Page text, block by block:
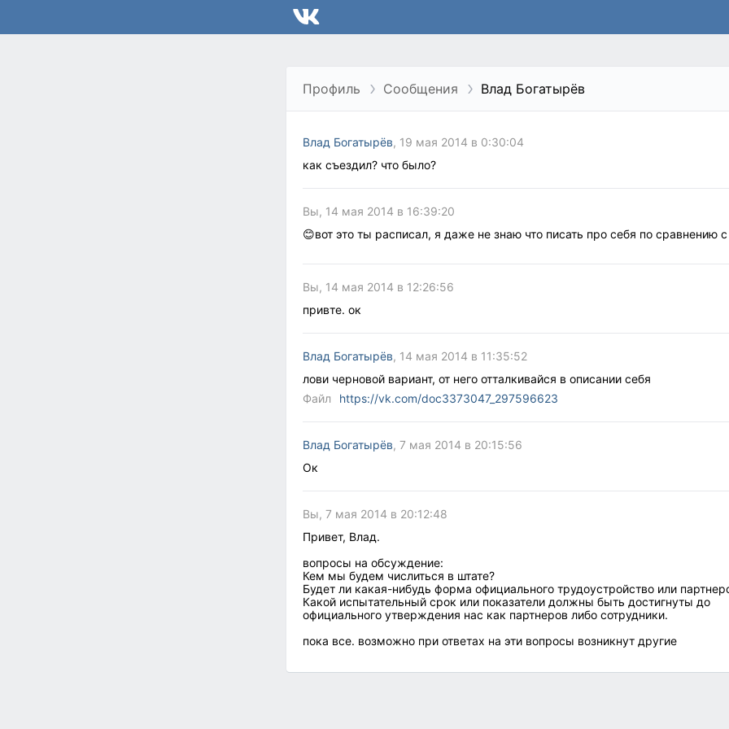
Профиль Сообщения Влад Богатырёв
Влад Богатырёв, 19 мая 2014 в 0:30:04
как съездил? что было?
Вы, 14 мая 2014 в 16:39:20
😊вот это ты расписал, я даже не знаю что писать про себя по сравнению с
Вы, 14 мая 2014 в 12:26:56
привте. ок
Влад Богатырёв, 14 мая 2014 в 11:35:52
лови черновой вариант, от него отталкивайся в описании себя
Файл
https://vk.com/doc3373047_297596623
Влад Богатырёв, 7 мая 2014 в 20:15:56
Ок
Вы, 7 мая 2014 в 20:12:48
Привет, Влад.
вопросы на обсуждение:
Кем мы будем числиться в штате?
Будет ли какая-нибудь форма официального трудоустройство или
Какой испытательный срок или показатели должны быть достигнуты до
официального утверждения нас как партнеров либо сотрудники.
пока все. возможно при ответах на эти вопросы возникнут другие